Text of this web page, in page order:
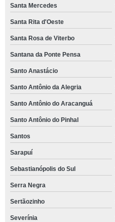
Santa Mercedes
Santa Rita d'Oeste
Santa Rosa de Viterbo
Santana da Ponte Pensa
Santo Anastácio
Santo Antônio da Alegria
Santo Antônio do Aracanguá
Santo Antônio do Pinhal
Santos
Sarapuí
Sebastianópolis do Sul
Serra Negra
Sertãozinho
Severínia